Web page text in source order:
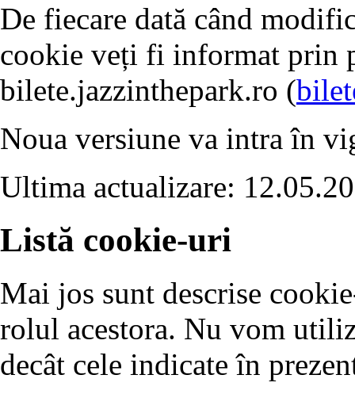
De fiecare dată când
cookie veți fi informat prin
bilete.jazzinthepark.ro (
Noua versiune va intra în
Ultima actualizare:
Listă cookie-uri
Mai jos sunt descrise
rolul acestora. Nu vom
decât cele indicate în